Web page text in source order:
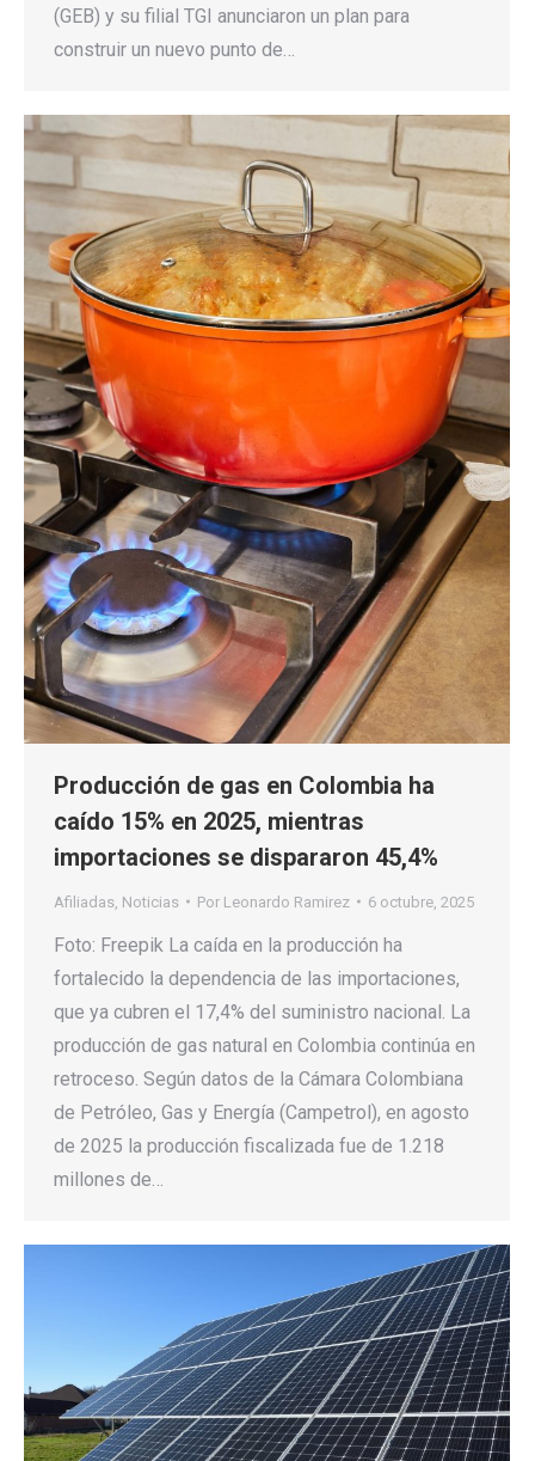
(GEB) y su filial TGI anunciaron un plan para
construir un nuevo punto de…
Producción de gas en Colombia ha
caído 15% en 2025, mientras
importaciones se dispararon 45,4%
Afiliadas Noticias Por Leonardo Ramirez 6 octubre, 2025
Foto: Freepik La caída en la producción ha
fortalecido la dependencia de las importaciones,
que ya cubren el 17,4% del suministro nacional. La
producción de gas natural en Colombia continúa en
retroceso. Según datos de la Cámara Colombiana
de Petróleo, Gas y Energía (Campetrol), en agosto
de 2025 la producción fiscalizada fue de 1.218
millones de…